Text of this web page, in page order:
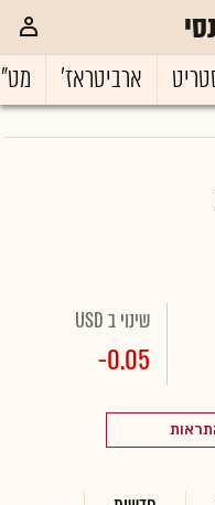
ארביטראז'
שינוי ב USD
-0.05